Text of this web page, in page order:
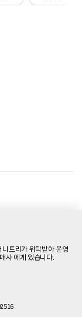
트리가 위탁받아 운영
사 에게 있습니다.